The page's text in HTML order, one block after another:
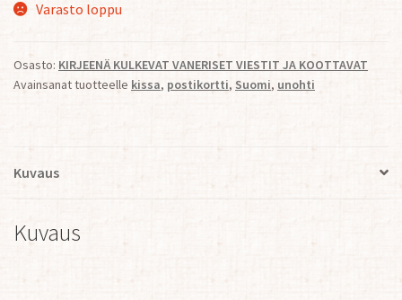
Varasto loppu
Osasto: KIRJEENÄ KULKEVAT VANERISET VIESTIT JA KOOTTAVAT
Avainsanat tuotteelle kissa, postikortti, Suomi, unohti
Kuvaus
Kuvaus